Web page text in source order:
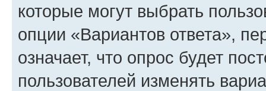
которые могут выбрать
опции «Вариантов ответа»,
означает, что опрос будет
пользователей изменять